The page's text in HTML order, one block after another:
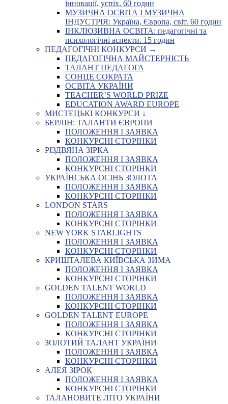
інновації, успіх. 60 годин
МУЗИЧНА ОСВІТА І МУЗИЧНА
ІНДУСТРІЯ: Україна, Європа, світ. 60 годин
ІНКЛЮЗИВНА ОСВІТА: педагогічні та
психологічні аспекти. 15 годин
ПЕДАГОГІЧНІ КОНКУРСИ →
ПЕДАГОГІЧНА МАЙСТЕРНІСТЬ
ТАЛАНТ ПЕДАГОГА
СОНЦЕ СОКРАТА
ОСВІТА УКРАЇНИ
TEACHER’S WORLD PRIZE
EDUCATION AWARD EUROPE
МИСТЕЦЬКІ КОНКУРСИ ↓
БЕРЛІН: ТАЛАНТИ ЄВРОПИ
ПОЛОЖЕННЯ І ЗАЯВКА
КОНКУРСНІ СТОРІНКИ
РІЗДВЯНА ЗІРКА
ПОЛОЖЕННЯ І ЗАЯВКА
КОНКУРСНІ СТОРІНКИ
УКРАЇНСЬКА ОСІНЬ ЗОЛОТА
ПОЛОЖЕННЯ І ЗАЯВКА
КОНКУРСНІ СТОРІНКИ
LONDON STARS
ПОЛОЖЕННЯ І ЗАЯВКА
КОНКУРСНІ СТОРІНКИ
NEW YORK STARLIGHTS
ПОЛОЖЕННЯ І ЗАЯВКА
КОНКУРСНІ СТОРІНКИ
КРИШТАЛЕВА КИЇВСЬКА ЗИМА
ПОЛОЖЕННЯ І ЗАЯВКА
КОНКУРСНІ СТОРІНКИ
GOLDEN TALENT WORLD
ПОЛОЖЕННЯ І ЗАЯВКА
КОНКУРСНІ СТОРІНКИ
GOLDEN TALENT EUROPE
ПОЛОЖЕННЯ І ЗАЯВКА
КОНКУРСНІ СТОРІНКИ
ЗОЛОТИЙ ТАЛАНТ УКРАЇНИ
ПОЛОЖЕННЯ І ЗАЯВКА
КОНКУРСНІ СТОРІНКИ
АЛЕЯ ЗІРОК
ПОЛОЖЕННЯ І ЗАЯВКА
КОНКУРСНІ СТОРІНКИ
ТАЛАНОВИТЕ ЛІТО УКРАЇНИ